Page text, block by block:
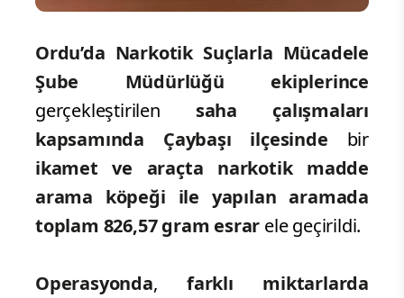
Ordu’da Narkotik Suçlarla Mücadele
Şube Müdürlüğü ekiplerince
gerçekleştirilen saha çalışmaları
kapsamında Çaybaşı ilçesinde bir
ikamet ve araçta narkotik
madde
arama köpeği ile yapılan aramada
toplam 826,57 gram esrar ele geçirildi.
Operasyonda, farklı miktarlarda